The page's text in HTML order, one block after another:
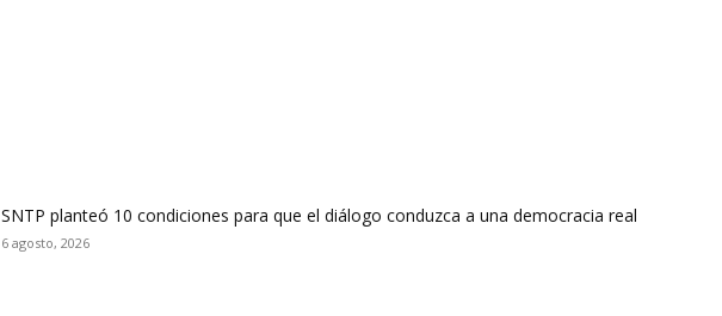
SNTP planteó 10 condiciones para que el diálogo conduzca a una democracia real
6 agosto, 2026